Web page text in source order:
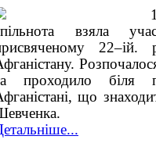
взяла
22–ій.
проходило біля
що